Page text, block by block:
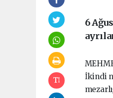
6
İkindi